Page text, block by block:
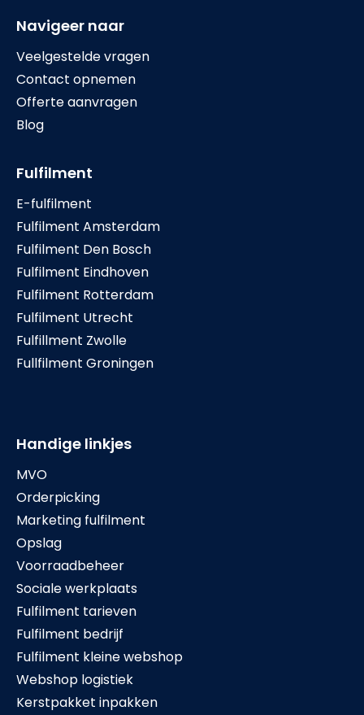
Navigeer naar
Veelgestelde vragen
Contact opnemen
Offerte aanvragen
Blog
Fulfilment
E-fulfilment
Fulfilment Amsterdam
Fulfilment Den Bosch
Fulfilment Eindhoven
Fulfilment Rotterdam
Fulfilment Utrecht
Fulfillment Zwolle
Fullfilment Groningen
Handige linkjes
MVO
Orderpicking
Marketing fulfilment
Opslag
Voorraadbeheer
Sociale werkplaats
Fulfilment tarieven
Fulfilment bedrijf
Fulfilment kleine webshop
Webshop logistiek
Kerstpakket inpakken